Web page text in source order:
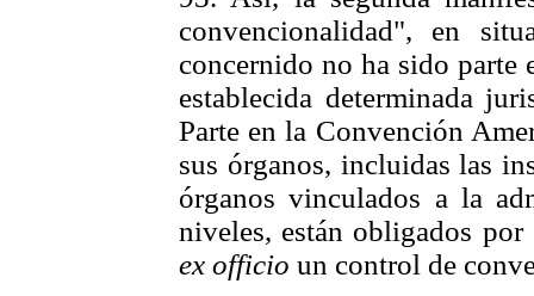
convencionalidad", en
concernido no ha sido parte
establecida determinada
Parte en la Convención
sus órganos, incluidas las
órganos vinculados a la
niveles, están obligados
ex officio un control de